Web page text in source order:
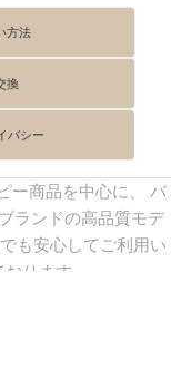
方法
換
バシー
ー商品を中心に、 バ
ランドの高品質モデ
も安心してご利用い
ります。